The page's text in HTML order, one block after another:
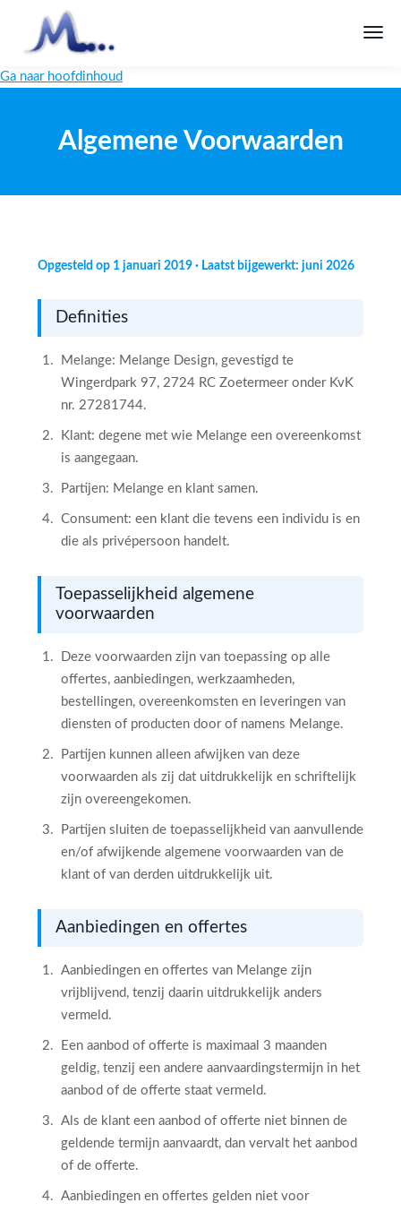
Ga naar hoofdinhoud
Algemene Voorwaarden
Opgesteld op 1 januari 2019 · Laatst bijgewerkt: juni 2026
Definities
Melange: Melange Design, gevestigd te
Wingerdpark 97, 2724 RC Zoetermeer onder KvK
nr. 27281744.
Klant: degene met wie Melange een overeenkomst
is aangegaan.
Partijen: Melange en klant samen.
Consument: een klant die tevens een individu is en
die als privépersoon handelt.
Toepasselijkheid algemene
voorwaarden
Deze voorwaarden zijn van toepassing op alle
offertes, aanbiedingen, werkzaamheden,
bestellingen, overeenkomsten en leveringen van
diensten of producten door of namens Melange.
Partijen kunnen alleen afwijken van deze
voorwaarden als zij dat uitdrukkelijk en schriftelijk
zijn overeengekomen.
Partijen sluiten de toepasselijkheid van aanvullende
en/of afwijkende algemene voorwaarden van de
klant of van derden uitdrukkelijk uit.
Aanbiedingen en offertes
Aanbiedingen en offertes van Melange zijn
vrijblijvend, tenzij daarin uitdrukkelijk anders
vermeld.
Een aanbod of offerte is maximaal 3 maanden
geldig, tenzij een andere aanvaardingstermijn in het
aanbod of de offerte staat vermeld.
Als de klant een aanbod of offerte niet binnen de
geldende termijn aanvaardt, dan vervalt het aanbod
of de offerte.
Aanbiedingen en offertes gelden niet voor